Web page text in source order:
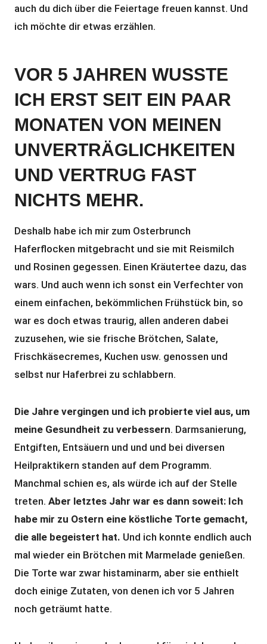
auch du dich über die Feiertage freuen kannst. Und
ich möchte dir etwas erzählen.
VOR 5 JAHREN WUSSTE
ICH ERST SEIT EIN PAAR
MONATEN VON MEINEN
UNVERTRÄGLICHKEITEN
UND VERTRUG FAST
NICHTS MEHR.
Deshalb habe ich mir zum Osterbrunch
Haferflocken mitgebracht und sie mit Reismilch
und Rosinen gegessen. Einen Kräutertee dazu, das
wars. Und auch wenn ich sonst ein Verfechter von
einem einfachen, bekömmlichen Frühstück bin, so
war es doch etwas traurig, allen anderen dabei
zuzusehen, wie sie frische Brötchen, Salate,
Frischkäsecremes, Kuchen usw. genossen und
selbst nur Haferbrei zu schlabbern.
Die Jahre vergingen und ich probierte viel aus, um
meine Gesundheit zu verbessern. Darmsanierung,
Entgiften, Entsäuern und und und bei diversen
Heilpraktikern standen auf dem Programm.
Manchmal schien es, als würde ich auf der Stelle
treten. Aber letztes Jahr war es dann soweit: Ich
habe mir zu Ostern eine köstliche Torte gemacht,
die alle begeistert hat. Und ich konnte endlich auch
mal wieder ein Brötchen mit Marmelade genießen.
Die Torte war zwar histaminarm, aber sie enthielt
doch einige Zutaten, von denen ich vor 5 Jahren
noch geträumt hatte.